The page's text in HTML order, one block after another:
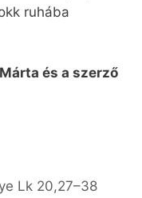
ruhába
és a szerző
Lk 20,27–38